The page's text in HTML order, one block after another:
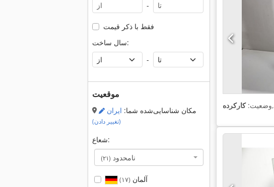
-
فقط با ذکر قیمت
سال ساخت:
-
موقعیت
مکان شناسایی‌شده شما: ایران
(تغییر دادن)
شعاع:
نامحدود (۲۱)
آلمان(۱۷)
وضعیت:کارکرده ,